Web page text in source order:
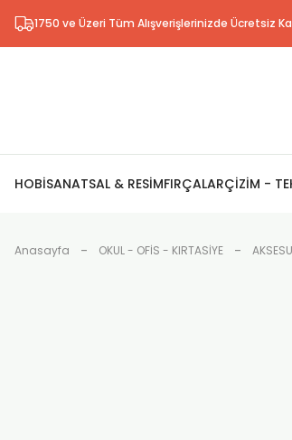
1750 ve Üzeri Tüm Alışverişlerinizde Ücretsiz
HOBİSANATSAL & RESİMFIRÇALARÇİZİM -
Anasayfa OKUL - OFİS - KIRTASİYE